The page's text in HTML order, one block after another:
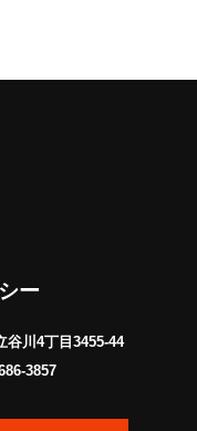
ー
谷川4丁目3455-44
3857